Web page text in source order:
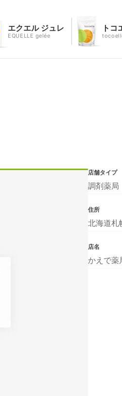
エクエル ジュレ
EQUELLE gelée
トコ
店舗タイプ
調剤薬局
住所
北海道札
店名
かえで